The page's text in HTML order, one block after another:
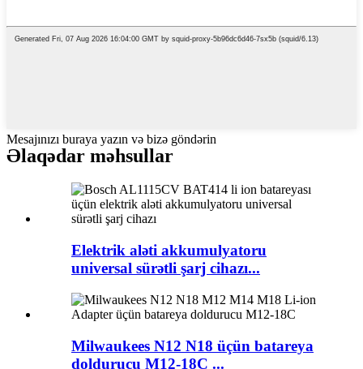
Mesajınızı buraya yazın və bizə göndərin
Əlaqədar məhsullar
Elektrik aləti akkumulyatoru
universal sürətli şarj cihazı...
Milwaukees N12 N18 üçün batareya
doldurucu M12-18C ...